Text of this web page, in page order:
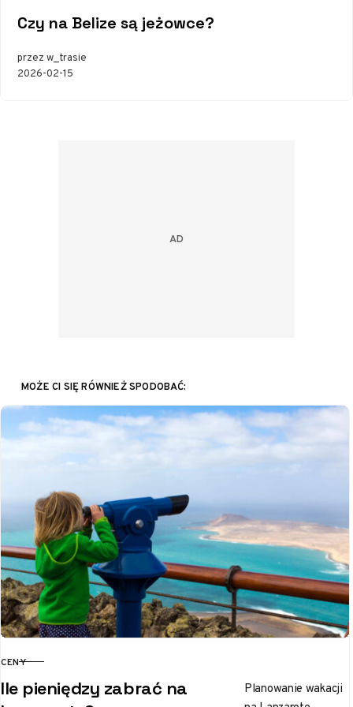
Czy na Belize są jeżowce?
przez w_trasie
2026-02-15
MOŻE CI SIĘ RÓWNIEŻ SPODOBAĆ:
KATEGORIA
CENY
Ile pieniędzy zabrać na
Planowanie wakacji